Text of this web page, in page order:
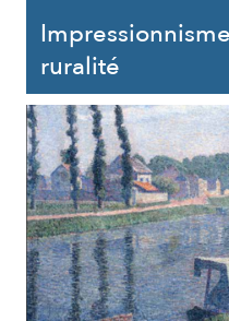
ruralité